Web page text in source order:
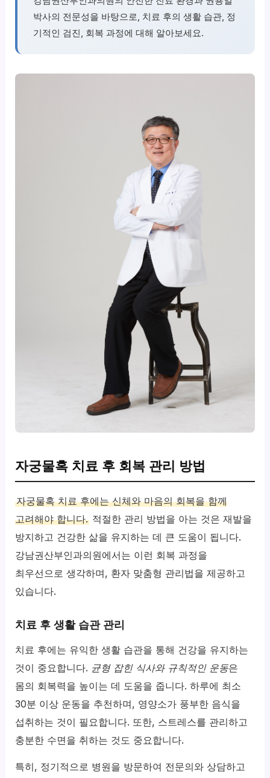
박사의 전문성을 바탕으로, 치료 후의 생활 습관, 정
기적인 검진, 회복 과정에 대해 알아보세요.
자궁물혹 치료 후 회복 관리 방법
자궁물혹 치료 후에는 신체와 마음의 회복을 함께
고려해야 합니다. 적절한 관리 방법을 아는 것은 재발을
방지하고 건강한 삶을 유지하는 데 큰 도움이 됩니다.
강남권산부인과의원에서는 이런 회복 과정을
최우선으로 생각하며, 환자 맞춤형 관리법을 제공하고
있습니다.
치료 후 생활 습관 관리
치료 후에는 유익한 생활 습관을 통해 건강을 유지하는
것이 중요합니다. 균형 잡힌 식사와 규칙적인 운동은
몸의 회복력을 높이는 데 도움을 줍니다. 하루에 최소
30분 이상 운동을 추천하며, 영양소가 풍부한 음식을
섭취하는 것이 필요합니다. 또한, 스트레스를 관리하고
충분한 수면을 취하는 것도 중요합니다.
특히, 정기적으로 병원을 방문하여 전문의와 상담하고